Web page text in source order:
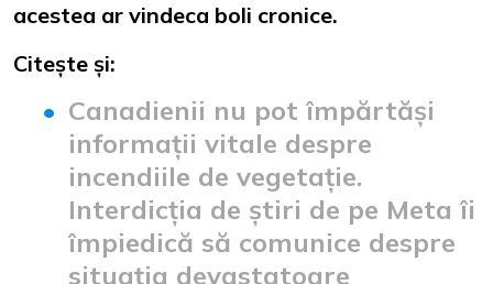
acestea ar vindeca boli cronice.
Citește și:
Canadienii nu pot împărtăși
informații vitale despre
incendiile de vegetație.
Interdicția de știri de pe Meta îi
împiedică să comunice despre
situația devastatoare